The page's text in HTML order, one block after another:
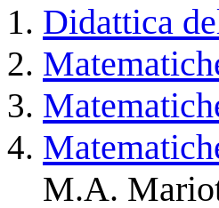
Didattica
M.A.